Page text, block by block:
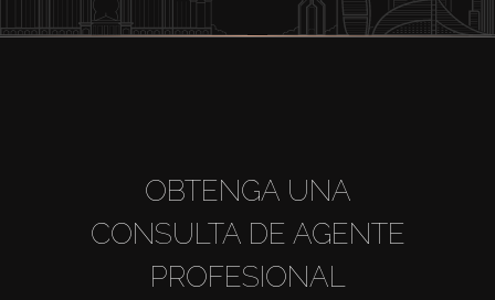
OBTENGA UNA
CONSULTA DE AGENTE
PROFESIONAL